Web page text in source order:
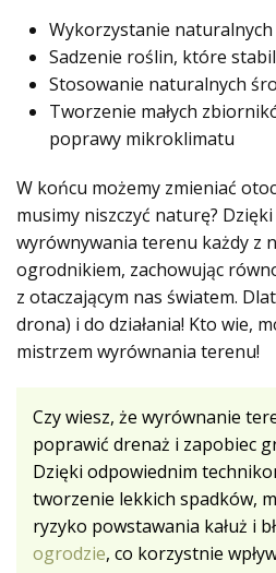
Wykorzystanie
Sadzenie roślin, które
Stosowanie naturalnych
Tworzenie małych
poprawy mikroklimatu
W końcu możemy zmieniać
musimy niszczyć naturę?
wyrównywania terenu każdy z
ogrodnikiem, zachowując
z otaczającym nas światem.
drona) i do działania! Kto wie,
mistrzem wyrównania terenu!
Czy wiesz, że wyrównanie
poprawić drenaż i zapobiec
Dzięki odpowiednim
tworzenie lekkich spadków,
ryzyko powstawania kałuż i
ogrodzie, co korzystnie